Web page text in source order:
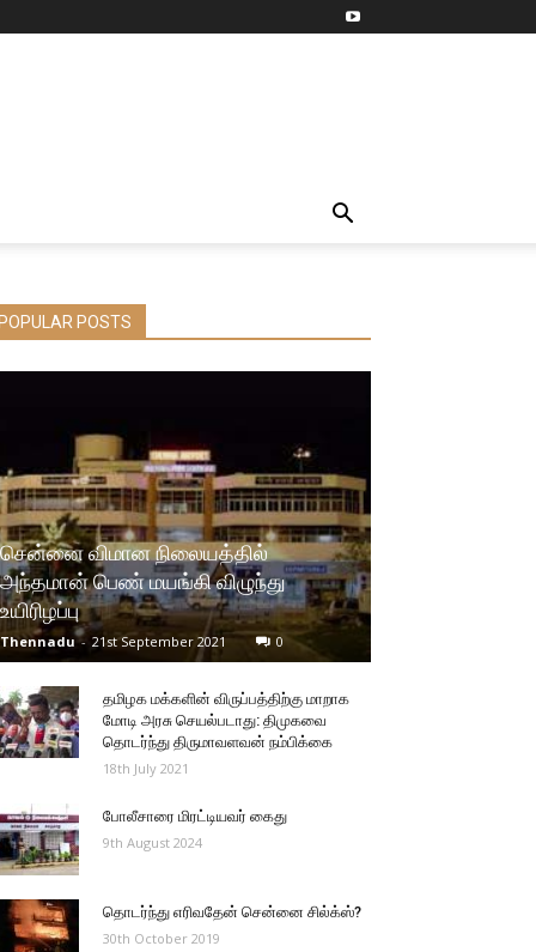
POPULAR POSTS
சென்னை விமான நிலையத்தில்
அந்தமான் பெண் மயங்கி விழுந்து
உயிரிழப்பு
Thennadu - 21st September 2021 0
தமிழக மக்களின் விருப்பத்திற்கு மாறாக
மோடி அரசு செயல்படாது: திமுகவை
தொடர்ந்து திருமாவளவன் நம்பிக்கை
18th July 2021
போலீசாரை மிரட்டியவர் கைது
9th August 2024
தொடர்ந்து எரிவதேன் சென்னை சில்க்ஸ்?
30th October 2019